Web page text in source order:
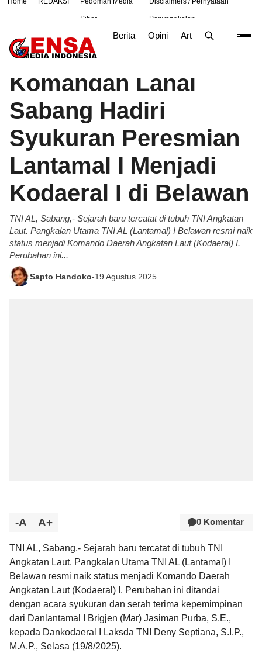
Siber Penyangkalan
Berita Opini Artikel
# Bekasi Cara Ekonomi Informasi Nasional
Beranda/Berita
Komandan Lanal
Sabang Hadiri
Syukuran Peresmian
Lantamal I Menjadi
Kodaeral I di Belawan
TNI AL, Sabang,- Sejarah baru tercatat di tubuh TNI Angkatan
Laut. Pangkalan Utama TNI AL (Lantamal) I Belawan resmi naik
status menjadi Komando Daerah Angkatan Laut (Kodaeral) I.
Perubahan ini...
Sapto Handoko-19 Agustus 2025
-A A+ 0 Komentar
TNI AL, Sabang,- Sejarah baru tercatat di tubuh TNI
Angkatan Laut. Pangkalan Utama TNI AL (Lantamal) I
Belawan resmi naik status menjadi Komando Daerah
Angkatan Laut (Kodaeral) I. Perubahan ini ditandai
dengan acara syukuran dan serah terima kepemimpinan
dari Danlantamal I Brigjen (Mar) Jasiman Purba, S.E.,
kepada Dankodaeral I Laksda TNI Deny Septiana, S.I.P.,
M.A.P., Selasa (19/8/2025).